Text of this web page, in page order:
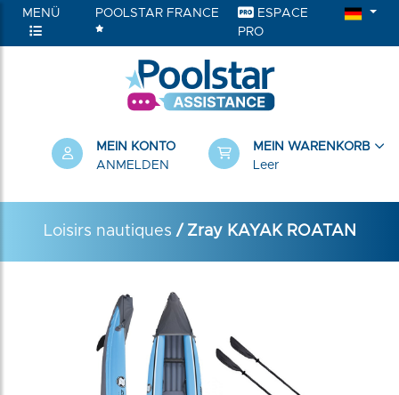
MENÜ POOLSTAR FRANCE
ESPACE
PRO
MEIN KONTO
ANMELDEN
MEIN WARENKORB
Leer
Loisirs nautiques / Zray KAYAK ROATAN